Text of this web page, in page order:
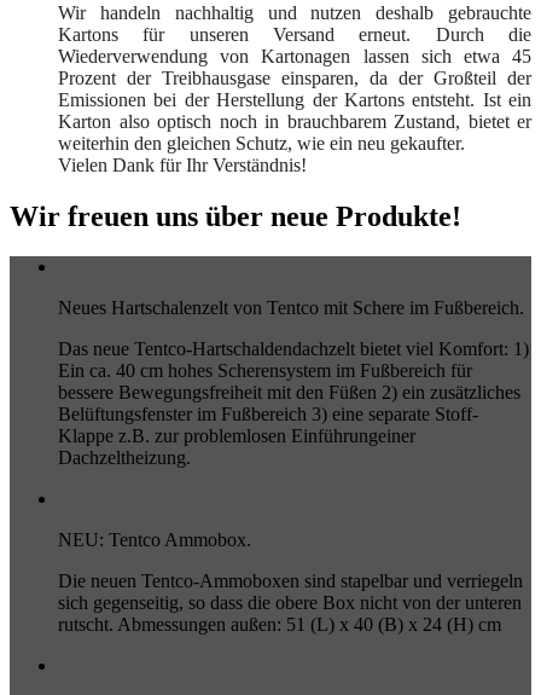
Wir handeln nachhaltig und nutzen deshalb gebrauchte
Kartons für unseren Versand erneut. Durch die
Wiederverwendung von Kartonagen lassen sich etwa 45
Prozent der Treibhausgase einsparen, da der Großteil der
Emissionen bei der Herstellung der Kartons entsteht. Ist ein
Karton also optisch noch in brauchbarem Zustand, bietet er
weiterhin den gleichen Schutz, wie ein neu gekaufter.
Vielen Dank für Ihr Verständnis!
Wir freuen uns über neue Produkte!
Neues Hartschalenzelt von Tentco mit Schere im Fußbereich.
Das neue Tentco-Hartschaldendachzelt bietet viel Komfort: 1)
Ein ca. 40 cm hohes Scherensystem im Fußbereich für
bessere Bewegungsfreiheit mit den Füßen 2) ein zusätzliches
Belüftungsfenster im Fußbereich 3) eine separate Stoff-
Klappe z.B. zur problemlosen Einführungeiner
Dachzeltheizung.
NEU: Tentco Ammobox.
Die neuen Tentco-Ammoboxen sind stapelbar und verriegeln
sich gegenseitig, so dass die obere Box nicht von der unteren
rutscht. Abmessungen außen: 51 (L) x 40 (B) x 24 (H) cm